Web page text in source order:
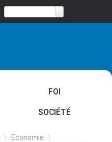
FOI
SOCIÉTÉ
\ Economie \